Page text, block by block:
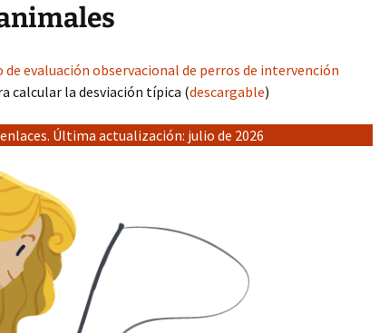
evaluación observacional de perros de intervención
calcular la desviación típica (descargable)
Última actualización: julio de 2026